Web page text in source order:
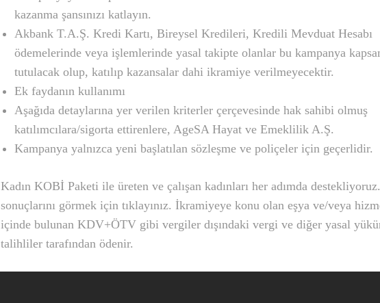
kazanma şansınızı katlayın.
Akbank T.A.Ş. Kredi Kartı, Bireysel Kredileri, Kredili Mevduat Hesabı
ödemelerinde veya işlemlerinde yasal takipte olanlar bu kampanya
tutulacak olup, katılıp kazansalar dahi ikramiye verilmeyecektir.
Ek faydanın kullanımı
Aşağıda detaylarına yer verilen kriterler çerçevesinde hak sahibi olmuş
katılımcılara/sigorta ettirenlere, AgeSA Hayat ve Emeklilik A.Ş.
Kampanya yalnızca yeni başlatılan sözleşme ve poliçeler için geçerlidir.
Kadın KOBİ Paketi ile üreten ve çalışan kadınları her adımda
sonuçlarını görmek için tıklayınız. İkramiyeye konu olan eşya ve/veya
içinde bulunan KDV+ÖTV gibi vergiler dışındaki vergi ve diğer yasal
talihliler tarafından ödenir.